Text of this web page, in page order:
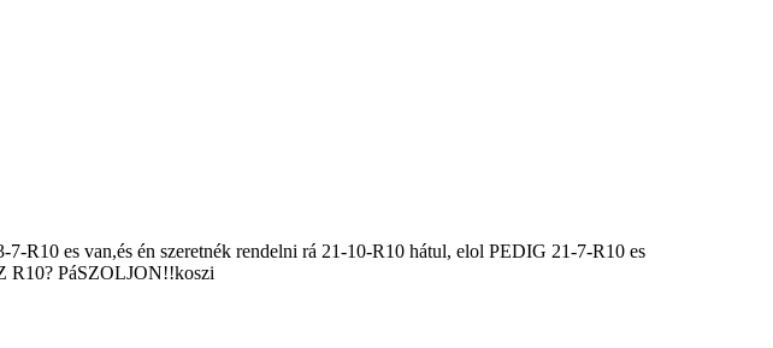
R10 es van,és én szeretnék rendelni rá 21-10-R10 hátul, elol PEDIG 21-7-R10 es
R10? PáSZOLJON!!koszi